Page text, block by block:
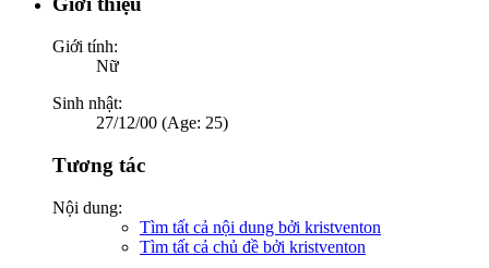
Giới tính:
Nữ
Sinh nhật:
27/12/00 (Age: 25)
Tương tác
Nội dung:
Tìm tất cả nội dung bởi kristventon
Tìm tất cả chủ đề bởi kristventon